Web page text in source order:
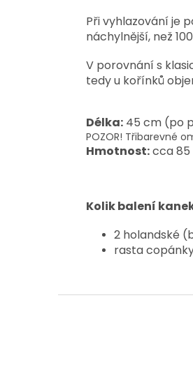
Při vyhlazování je
náchylnější, než
V porovnání s
tedy u kořínků
Délka: 45 cm (po
POZOR! Třibarevné
Hmotnost:cca 85
Kolik balení
2 holandské
rasta